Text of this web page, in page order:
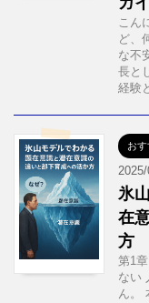
こん
ど、
な不
長と
経験
お
氷
在
方
第1
ない
ん。